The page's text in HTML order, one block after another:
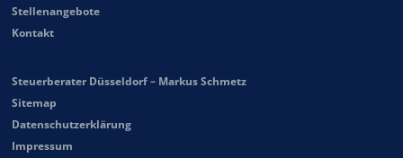
Stellenangebote
Kontakt
Steuerberater Düsseldorf – Markus Schmetz
Sitemap
Datenschutzerklärung
Impressum